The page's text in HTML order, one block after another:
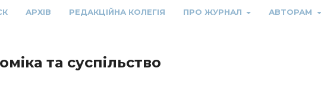
АРХІВ РЕДАКЦІЙНА КОЛЕГІЯ ПРО ЖУРНАЛ АВТОРАМ
та суспільство